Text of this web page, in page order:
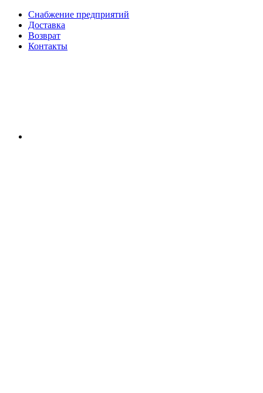
Снабжение предприятий
Доставка
Возврат
Контакты